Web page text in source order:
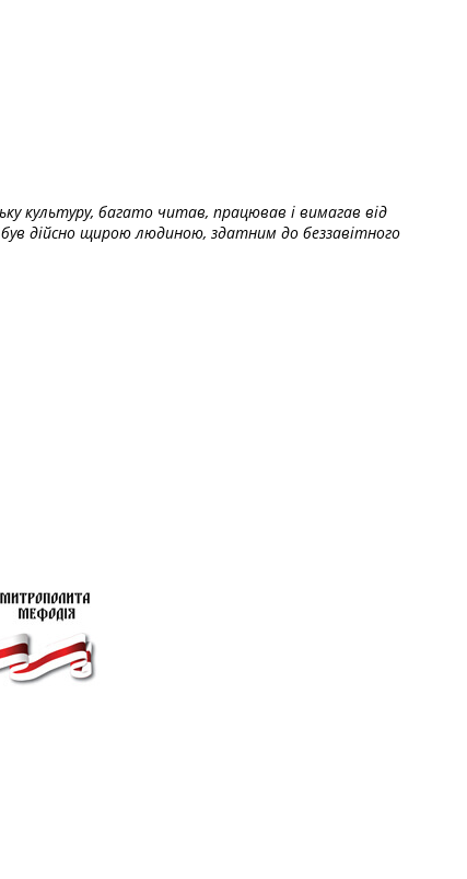
культуру, багато читав, працював і вимагав від
дійсно щирою людиною, здатним до беззавітного